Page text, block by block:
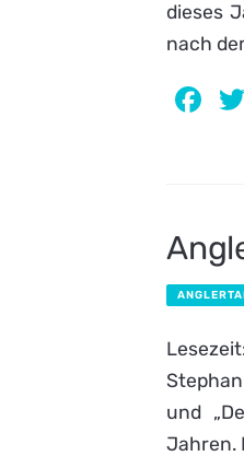
dieses
nach
und
Jahren.